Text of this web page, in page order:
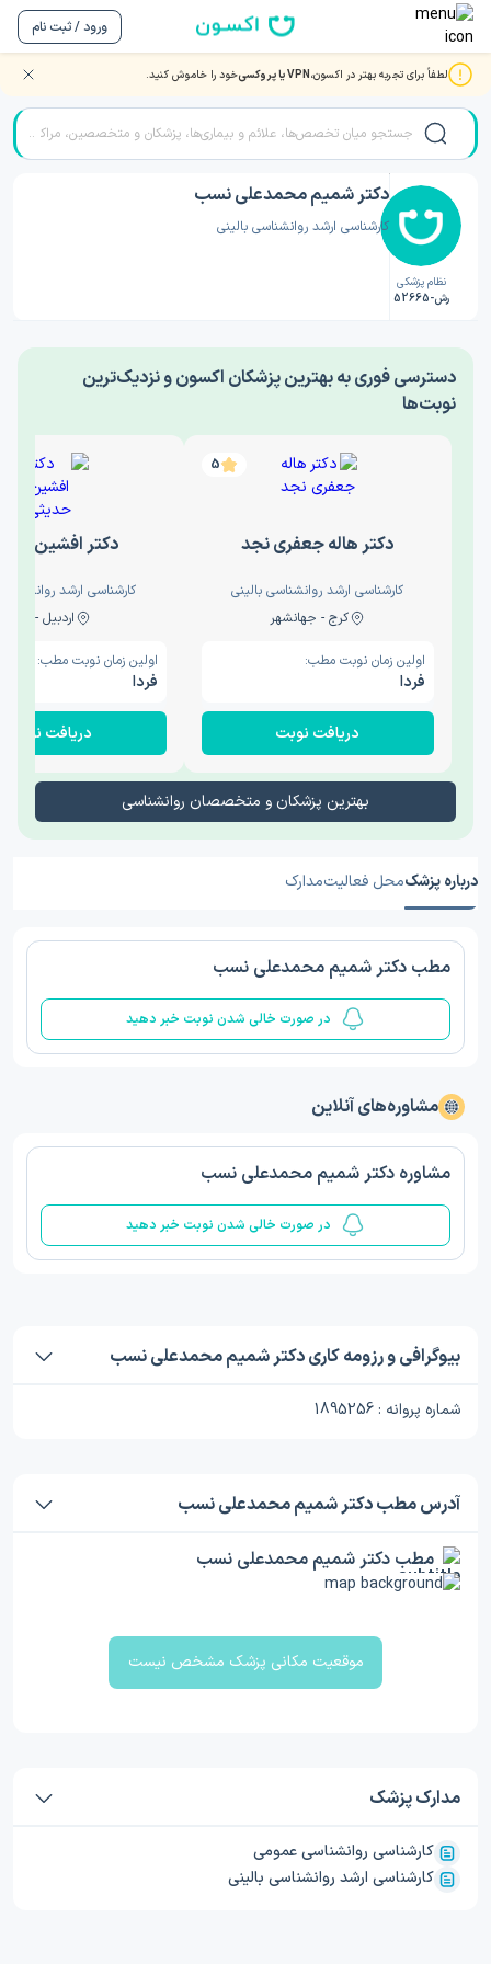
ورود / ثبت نام
لطفاً برای تجربه بهتر در اکسون،VPN یا پروکسی خود را خاموش کنید. صفحه اصلی/دکتر روانشناسی/دکتر شمیم محمدعلی نسب
نظام پزشکی
رش-52665
دکتر شمیم محمدعلی نسب
کارشناسی ارشد روانشناسی بالینی
‎دسترسی فوری به بهترین پزشکان اکسون و نزدیک‌ترین
نوبت‌ها
5
دکتر هاله جعفری نجد
کارشناسی ارشد روانشناسی بالینی
کرج - جهانشهر
اولین زمان نوبت مطب:
فردا
دریافت نوبت
دکتر افشین
کارشناسی ارشد
اردبیل - والی
اولین زمان نوبت مطب:
فردا
دریافت نوبت
بهترین پزشکان و متخصصان روانشناسی
درباره پزشکمحل فعالیتمدارک
مطب دکتر شمیم محمدعلی نسب
در صورت خالی شدن نوبت خبر دهید
مشاوره‌های آنلاین
مشاوره دکتر شمیم محمدعلی نسب
در صورت خالی شدن نوبت خبر دهید
بیوگرافی و رزومه کاری دکتر شمیم محمدعلی نسب
شماره پروانه : 1895256
آدرس مطب دکتر شمیم محمدعلی نسب
مطب دکتر شمیم محمدعلی نسب
موقعیت مکانی پزشک مشخص نیست
مدارک پزشک
کارشناسی روانشناسی عمومی
کارشناسی ارشد روانشناسی بالینی